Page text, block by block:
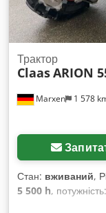
Marxen 1 578
Трактор
ClaasARION
Стан: вживаний,
5 500 h, потужність:
гальмо зі